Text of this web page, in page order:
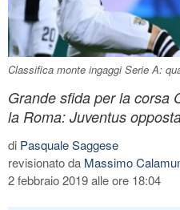
Classifica monte ingaggi Serie A:
Grande sfida per la corsa
la Roma: Juventus
di Pasquale Saggese
revisionato da Massimo
2 febbraio 2019 alle ore 18:04